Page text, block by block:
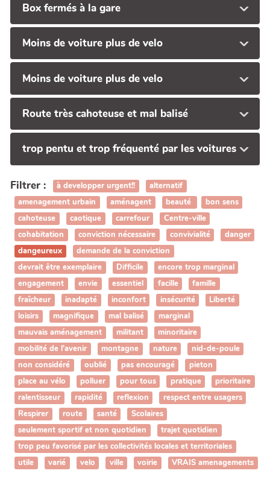
Box fermés à la gare
Moins de voiture plus de velo
Moins de voiture plus de velo
Route très cahoteuse et mal balisé
trop pentu et trop fréquenté par les voitures
Filtrer : à developper urgent!!
alternatif
amenagement urbain
aménagent beauté
bon sens
cahoteuse
caotique carrefour
Centre-ville
cohabitation
conviction nécessaire convivialité
danger
dangeureux
demande de la conviction
devrait être exemplaire
Difficile
encore trop marginal
engagement
envie essentiel facille
famille
fraîcheur
inadapté inconfort insécurité
Liberté
loisirs
magnifique mal balisé
marginal
mauvais aménagement
militant
minoritaire
mobilité de l'avenir
montagne nature
nid-de-poule
non considéré
oublié pas encouragé
pieton
place au vélo
polluer pour tous pratique
prioritaire
ralentisseur
rapidité reflexion
respect entre usagers
Respirer
route santé
Scolaires
seulement sportif et non quotidien
trajet quotidien
trop peu favorisé par les collectivités locales et territoriales
utile
varié velo ville voirie VRAIS amenagements